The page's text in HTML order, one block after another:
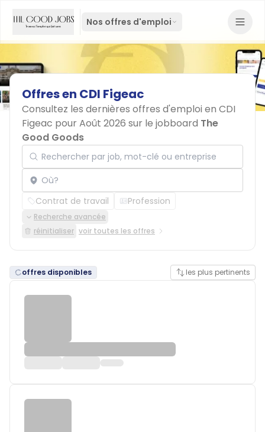
Nos offres d'emploi
Offresen CDI Figeac
Consultez les dernières offres d'emploi en CDI
Figeac pour Août 2026 sur le jobboard The
Good Goods
Rechercher par job, mot-clé ou entreprise
Localisation
Contrat de travail Profession
Recherche avancée
réinitialiser voir toutes les offres
offres disponibles les plus pertinents